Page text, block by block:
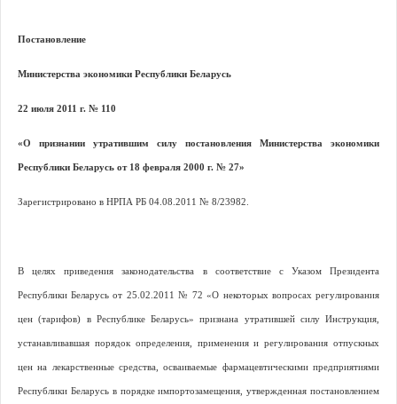
Постановление
Министерства экономики Республики Беларусь
22 июля 2011 г. № 110
«О признании утратившим силу постановления Министерства экономики
Республики Беларусь от 18 февраля 2000 г. № 27»
Зарегистрировано в НРПА РБ 04.08.2011 № 8/23982.
В целях приведения законодательства в соответствие с Указом Президента
Республики Беларусь от 25.02.2011 № 72 «О некоторых вопросах регулирования
цен (тарифов) в Республике Беларусь» признана утратившей силу Инструкция,
устанавливавшая порядок определения, применения и регулирования отпускных
цен на лекарственные средства, осваиваемые фармацевтическими предприятиями
Республики Беларусь в порядке импортозамещения, утвержденная постановлением